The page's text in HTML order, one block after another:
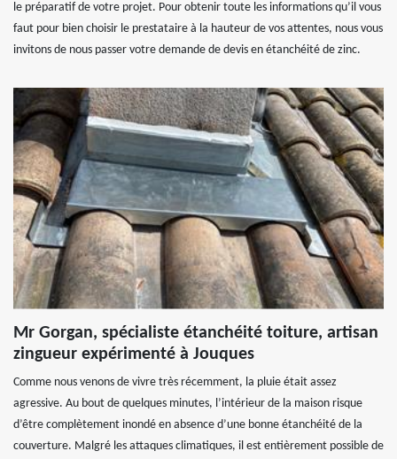
le préparatif de votre projet. Pour obtenir toute les informations qu’il vous
faut pour bien choisir le prestataire à la hauteur de vos attentes, nous vous
invitons de nous passer votre demande de devis en étanchéité de zinc.
Mr Gorgan, spécialiste étanchéité toiture, artisan
zingueur expérimenté à Jouques
Comme nous venons de vivre très récemment, la pluie était assez
agressive. Au bout de quelques minutes, l’intérieur de la maison risque
d’être complètement inondé en absence d’une bonne étanchéité de la
couverture. Malgré les attaques climatiques, il est entièrement possible de